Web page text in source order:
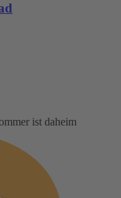
ist daheim